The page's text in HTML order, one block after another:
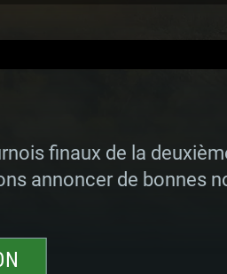
finaux de la
annoncer de bonnes